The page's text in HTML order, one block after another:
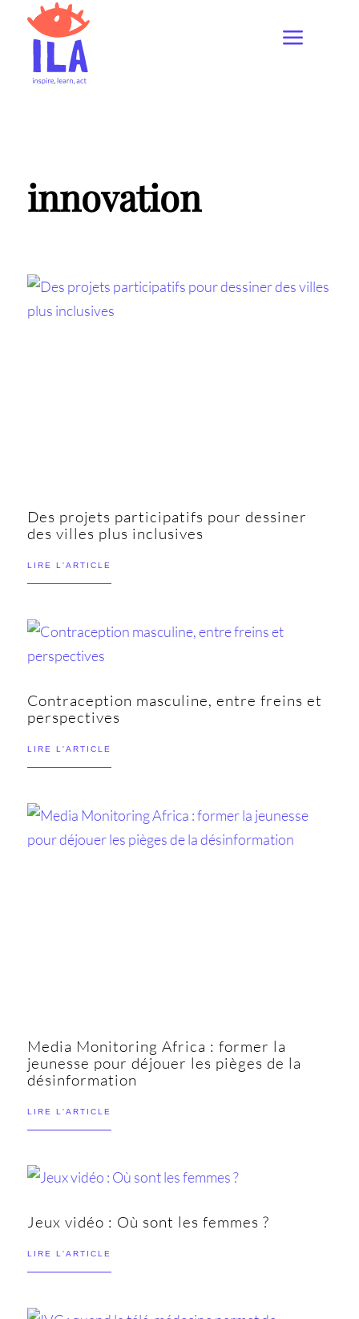
innovation
Des projets participatifs pour dessiner
des villes plus inclusives
LIRE L'ARTICLE
Contraception masculine, entre freins et
perspectives
LIRE L'ARTICLE
Media Monitoring Africa : former la
jeunesse pour déjouer les pièges de la
désinformation
LIRE L'ARTICLE
Jeux vidéo : Où sont les femmes ?
LIRE L'ARTICLE